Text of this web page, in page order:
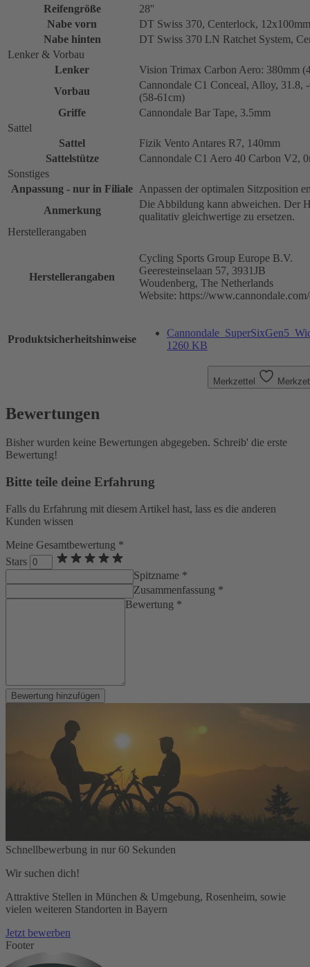
Reifengröße
28''
Nabe vorn
DT Swiss 370, Centerlock, 12x100mm
Nabe hinten
DT Swiss 370 LN Ratchet System,
Lenker & Vorbau
Lenker
Vision Trimax Carbon Aero: 380mm
Vorbau
Cannondale C1 Conceal, Alloy, 31.8,
(58-61cm)
Griffe
Cannondale Bar Tape, 3.5mm
Sattel
Sattel
Fizik Vento Antares R7, 140mm
Sattelstütze
Cannondale C1 Aero 40 Carbon V2,
Sonstiges
Anpassung - nur in Filiale Anpassen der optimalen Sitzposition
Anmerkung
Die Abbildung kann abweichen. Der
qualitativ gleichwertige zu ersetzen.
Herstellerangaben
Herstellerangaben
Cycling Sports Group Europe B.V.
Geeresteinselaan 57, 3931JB
Woudenberg, The Netherlands
Website: https://
Produktsicherheitshinweise
1260 KB
Merkzettel
Bewertungen
Bisher wurden keine Bewertungen abgegeben. Schreib' die erste
Bewertung!
Bitte teile deine Erfahrung
Falls du Erfahrung mit diesem Artikel hast, lass es die anderen
Kunden wissen
Meine Gesamtbewertung *
Stars
Spitzname *
Zusammenfassung *
Bewertung *
Bewertung hinzufügen
Schnellbewerbung in nur 60 Sekunden
Wir suchen dich!
Attraktive Stellen in München & Umgebung, Rosenheim, sowie
vielen weiteren Standorten in Bayern
Jetzt bewerben
Footer